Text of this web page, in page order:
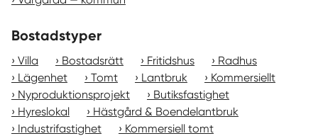
Bostadstyper
Villa Bostadsrätt Fritidshus
Radhus
Lägenhet
Tomt Lantbruk
Kommersiellt
Nyproduktionsprojekt
Butiksfastighet
Hyreslokal
Hästgård & Boendelantbruk
Industrifastighet
Kommersiell tomt